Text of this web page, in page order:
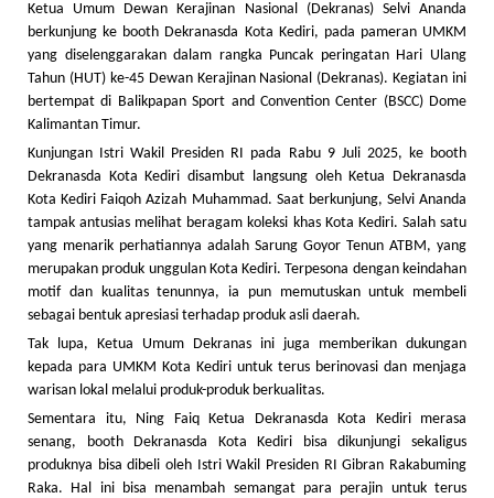
Ketua Umum Dewan Kerajinan Nasional (Dekranas) Selvi Ananda
berkunjung ke booth Dekranasda Kota Kediri, pada pameran UMKM
yang diselenggarakan dalam rangka Puncak peringatan Hari Ulang
Tahun (HUT) ke-45 Dewan Kerajinan Nasional (Dekranas). Kegiatan ini
bertempat di Balikpapan Sport and Convention Center (BSCC) Dome
Kalimantan Timur.
Kunjungan Istri Wakil Presiden RI pada Rabu 9 Juli 2025, ke booth
Dekranasda Kota Kediri disambut langsung oleh Ketua Dekranasda
Kota Kediri Faiqoh Azizah Muhammad. Saat berkunjung, Selvi Ananda
tampak antusias melihat beragam koleksi khas Kota Kediri. Salah satu
yang menarik perhatiannya adalah Sarung Goyor Tenun ATBM, yang
merupakan produk unggulan Kota Kediri. Terpesona dengan keindahan
motif dan kualitas tenunnya, ia pun memutuskan untuk membeli
sebagai bentuk apresiasi terhadap produk asli daerah.
Tak lupa, Ketua Umum Dekranas ini juga memberikan dukungan
kepada para UMKM Kota Kediri untuk terus berinovasi dan menjaga
warisan lokal melalui produk-produk berkualitas.
Sementara itu, Ning Faiq Ketua Dekranasda Kota Kediri merasa
senang, booth Dekranasda Kota Kediri bisa dikunjungi sekaligus
produknya bisa dibeli oleh Istri Wakil Presiden RI Gibran Rakabuming
Raka. Hal ini bisa menambah semangat para perajin untuk terus